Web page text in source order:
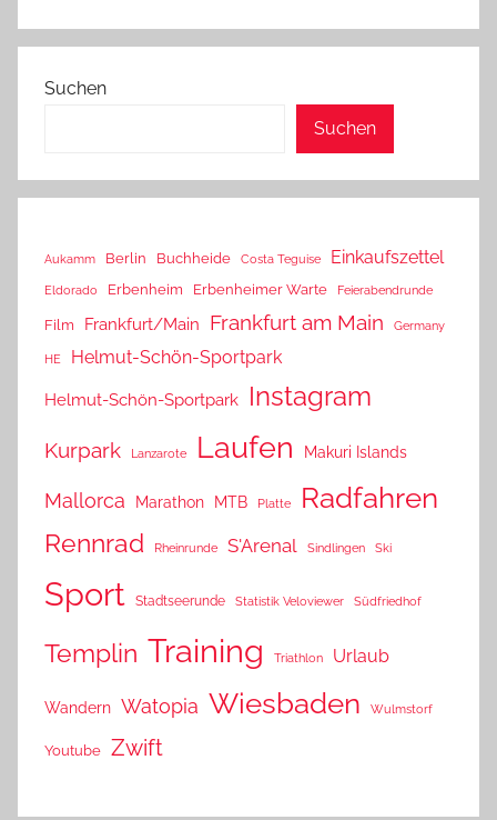
Suchen
Suchen
Aukamm Berlin Buchheide Costa Teguise Einkaufszettel
Eldorado Erbenheim Erbenheimer Warte Feierabendrunde
Film Frankfurt/Main Frankfurt am Main Germany
HE Helmut-Schön-Sportpark
Helmut-Schön-Sportpark Instagram
Kurpark Lanzarote Laufen Makuri Islands
Mallorca Marathon MTB Platte Radfahren
Rennrad Rheinrunde S'Arenal Sindlingen Ski
Sport Stadtseerunde Statistik Veloviewer Südfriedhof
Templin Training Triathlon Urlaub
Wandern Watopia Wiesbaden Wulmstorf
Youtube Zwift